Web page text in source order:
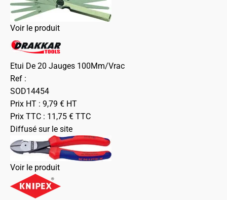
Voir le produit
Etui De 20 Jauges 100Mm/Vrac
Ref :
SOD14454
Prix HT : 9,79 € HT
Prix TTC : 11,75 € TTC
Diffusé sur le site
Voir le produit